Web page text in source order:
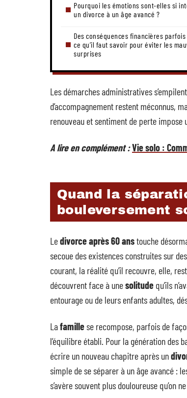
Pourquoi les émotions sont-elles si
un divorce à un âge avancé ?
Des conséquences financières
ce qu’il faut savoir pour éviter les
surprises
Les démarches administratives
d’accompagnement restent méconnus,
renouveau et sentiment de perte
A lire en complément :Vie solo :
Quand la
bouleversement
Ledivorce après 60 anstouche
secoue des existences construites sur
courant, la réalité qu’il recouvre, elle,
découvrent face à unesolitude qu’ils
entourage ou de leurs enfants adultes,
Lafamillese recompose, parfois de
l’équilibre établi. Pour la génération des
écrire un nouveau chapitre après un
simple de se séparer à un âge avancé :
s’avère souvent plus douloureuse qu’on